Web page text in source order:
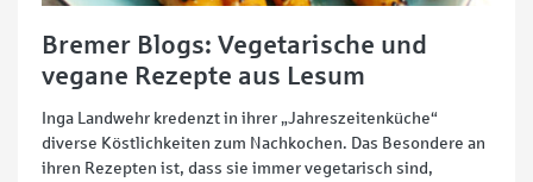
Bremer Blogs: Vegetarische und
vegane Rezepte aus Lesum
Inga Landwehr kredenzt in ihrer „Jahreszeitenküche“
diverse Köstlichkeiten zum Nachkochen. Das Besondere an
ihren Rezepten ist, dass sie immer vegetarisch sind,